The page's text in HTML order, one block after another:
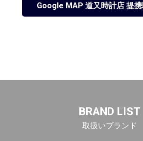
Google MAP 道又時計店 提
BRAND LIST
取扱いブランド